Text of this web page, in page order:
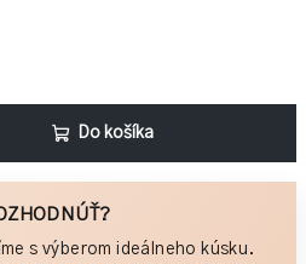
Do košíka
s výberom ideálneho kúsku.